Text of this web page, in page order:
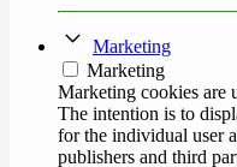
Marketing
Marketing
Marketing cookies are
The intention is to
for the individual user
publishers and third